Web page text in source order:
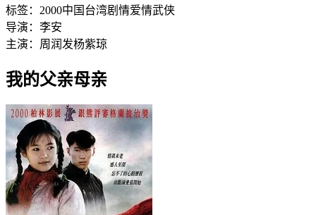
标签： 2000中国台湾剧情爱情武侠
导演： 李安
主演： 周润发杨紫琼
我的父亲母亲‎